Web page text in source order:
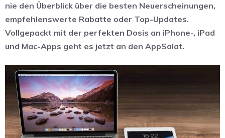
nie den Überblick über die besten Neuerscheinungen,
empfehlenswerte Rabatte oder Top-Updates.
Vollgepackt mit der perfekten Dosis an iPhone-, iPad
und Mac-Apps geht es jetzt an den AppSalat.